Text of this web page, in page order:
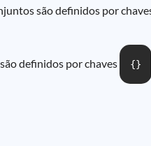
são definidos por
definidos por chaves {}